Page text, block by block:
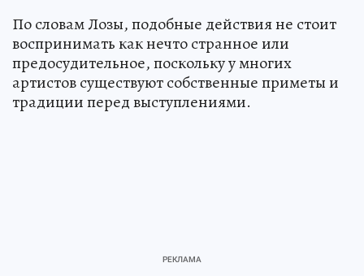
По словам Лозы, подобные действия не стоит
воспринимать как нечто странное или
предосудительное, поскольку у многих
артистов существуют собственные приметы и
традиции перед выступлениями.